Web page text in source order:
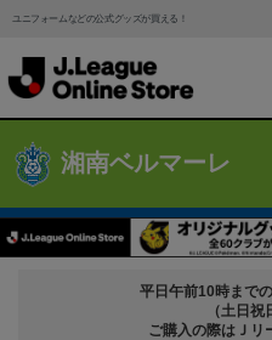
ユニフォームなどの公式グッズが買える！
湘南ベルマーレ
平日午前10時まで
（土日祝
ご購入の際はＪリ